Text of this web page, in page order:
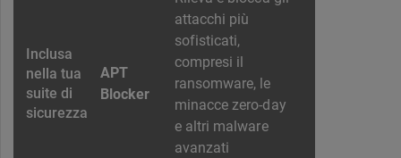
APT
Blocker
attacchi più
sofisticati,
compresi il
ransomware, le
minacce zero-day
e altri malware
avanzati